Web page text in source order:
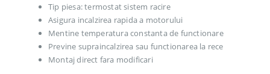
Tip piesa: termostat sistem racire
Asigura incalzirea rapida a motorului
Mentine temperatura constanta de functionare
Previne supraincalzirea sau functionarea la rece
Montaj direct fara modificari